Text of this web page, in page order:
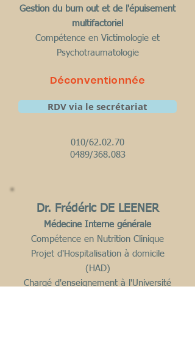
Gestion du burn out et de l'épuisement
multifactoriel
Compétence en Victimologie et
Psychotraumatologie
Déconventionnée
RDV via le secrétariat
010/62.02.70
0489/368.083
Dr. Frédéric DE LEENER
Médecine Interne générale
Compétence en Nutrition Clinique
Projet d'Hospitalisation à domicile
(HAD)
Chargé d'enseignement à l'Université